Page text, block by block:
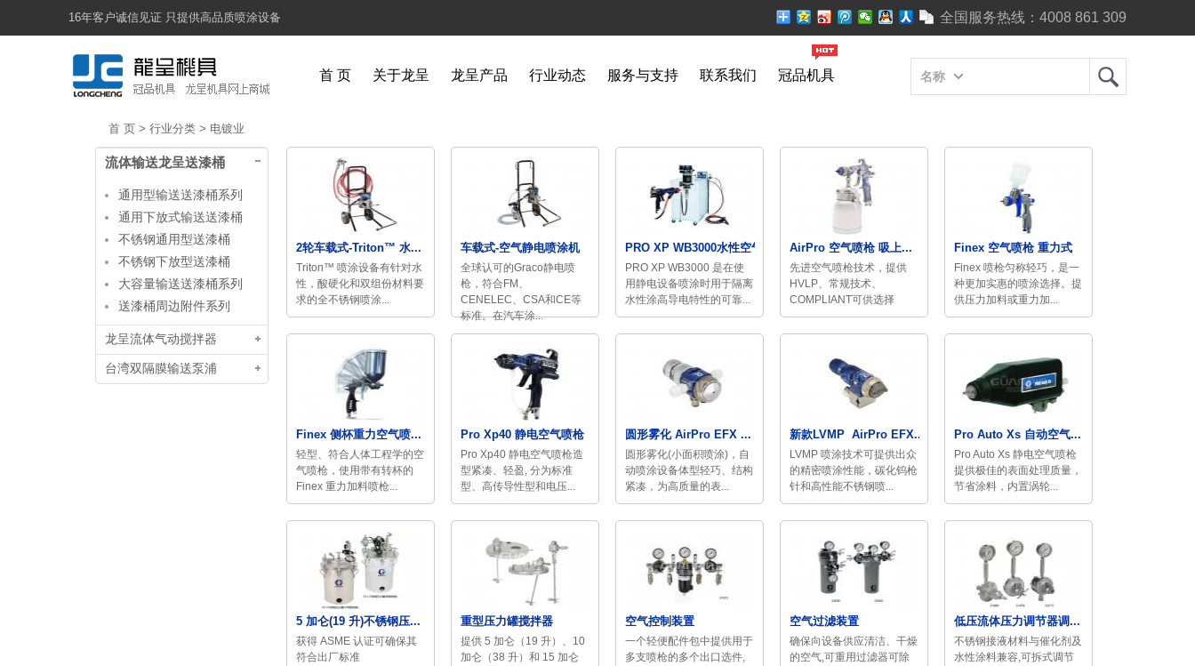
16年客户诚信见证 只提供高品质喷涂设备 全国服务热线： 4008 861 309
首 页 关于龙呈 龙呈产品 行业动态 服务与支持 联系我们 冠品机具 名称
首 页 > 行业分类 > 电镀业
流体输送龙呈送漆桶
通用型输送送漆桶系列
通用下放式输送送漆桶
不锈钢通用型送漆桶
不锈钢下放型送漆桶
大容量输送送漆桶系列
送漆桶周边附件系列
龙呈流体气动搅拌器
台湾双隔膜输送泵浦
2轮车载式-Triton™ 水...
Triton™ 喷涂设备有针对水
性，酸硬化和双组份材料要
求的全不锈钢喷涂...
车载式-空气静电喷涂机
全球认可的Graco静电喷
枪，符合FM、
CENELEC、CSA和CE等
标准。在汽车涂...
PRO XP WB3000水性空气...
PRO XP WB3000 是在使
用静电设备喷涂时用于隔离
水性涂高导电特性的可靠...
AirPro 空气喷枪 吸上...
先进空气喷枪技术，提供
HVLP、常规技术、
COMPLIANT可供选择
Finex 空气喷枪 重力式
Finex 喷枪匀称轻巧，是一
种更加实惠的喷涂选择。提
供压力加料或重力加...
Finex 侧杯重力空气喷...
轻型、符合人体工程学的空
气喷枪，使用带有转杯的
Finex 重力加料喷枪...
Pro Xp40 静电空气喷枪
Pro Xp40 静电空气喷枪造
型紧凑、轻盈, 分为标准
型、高传导性型和电压...
圆形雾化 AirPro EFX ...
圆形雾化(小面积喷涂)，自
动喷涂设备体型轻巧、结构
紧凑，为高质量的表...
新款LVMP AirPro EFX...
LVMP 喷涂技术可提供出众
的精密喷涂性能，碳化钨枪
针和高性能不锈钢喷...
Pro Auto Xs 自动空气...
Pro Auto Xs 静电空气喷枪
提供极佳的表面处理质量，
节省涂料，内置涡轮...
5 加仑(19 升)不锈钢压...
获得 ASME 认证可确保其
符合出厂标准
重型压力罐搅拌器
提供 5 加仑（19 升）、10
加仑（38 升）和 15 加仑
空气控制装置
一个轻便配件包中提供用于
多支喷枪的多个出口选件,
空气过滤装置
确保向设备供应清洁、干燥
的空气,可重用过滤器可除
低压流体压力调节器调...
不锈钢接液材料与催化剂及
水性涂料兼容,可拆式调节